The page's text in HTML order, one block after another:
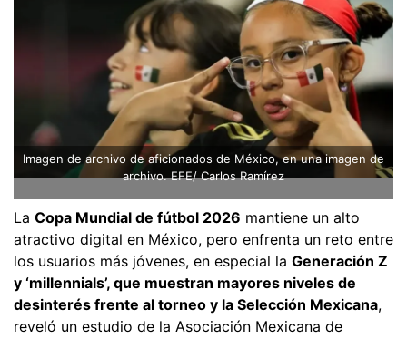
Imagen de archivo de aficionados de México, en una imagen de
archivo. EFE/ Carlos Ramírez
La Copa Mundial de fútbol 2026 mantiene un alto
atractivo digital en México, pero enfrenta un reto entre
los usuarios más jóvenes, en especial la Generación Z
y ‘millennials’, que muestran mayores niveles de
desinterés frente al torneo y la Selección Mexicana,
reveló un estudio de la Asociación Mexicana de